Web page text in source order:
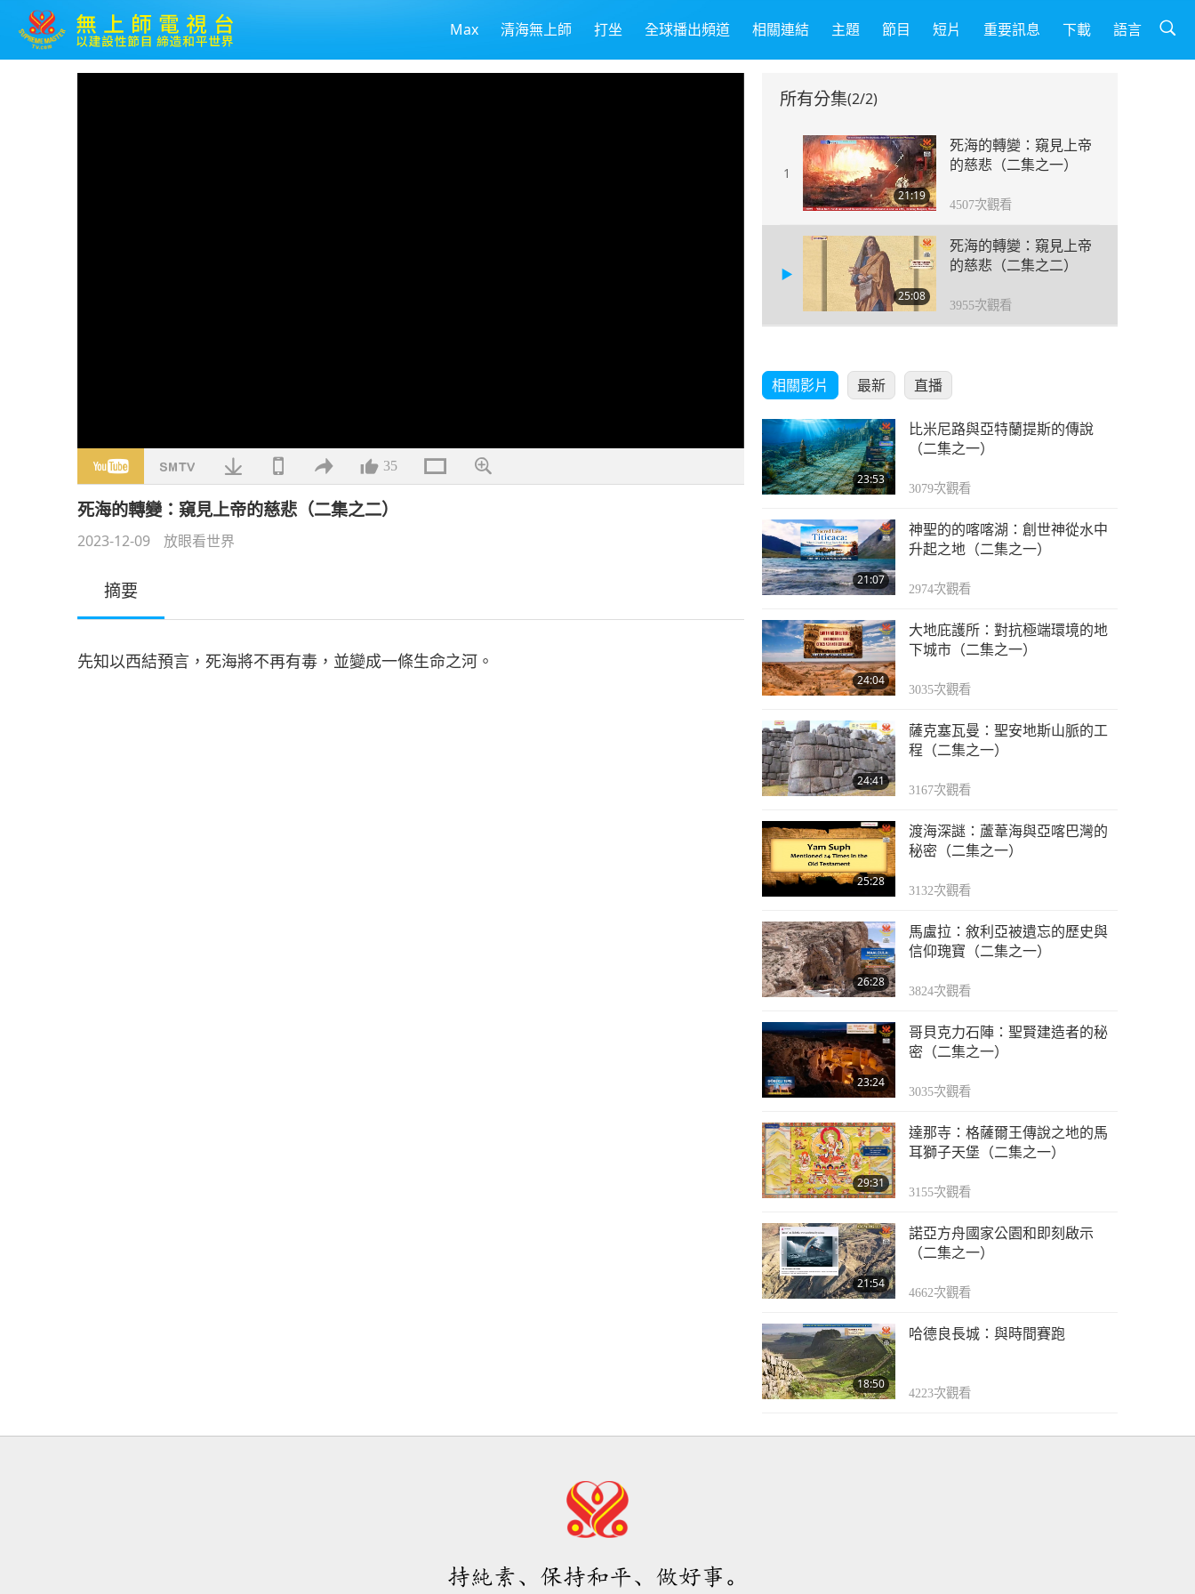
Max 清海無上師 打坐 全球播出頻道 相關連結 主題 節目 短片 重要訊息 下載 語言
35
死海的轉變：窺見上帝的慈悲（二集之二）
2023-12-09 放眼看世界
摘要
先知以西結預言，死海將不再有毒，並變成一條生命之河。
所有分集(2/2)
1
21:19
死海的轉變：窺見上帝
的慈悲（二集之一）
4507次觀看
25:08
死海的轉變：窺見上帝
的慈悲（二集之二）
3955次觀看
相關影片 最新 直播
23:53
比米尼路與亞特蘭提斯的傳說
（二集之一）
3079次觀看
21:07
神聖的的喀喀湖：創世神從水中
升起之地（二集之一）
2974次觀看
24:04
大地庇護所：對抗極端環境的地
下城市（二集之一）
3035次觀看
24:41
薩克塞瓦曼：聖安地斯山脈的工
程（二集之一）
3167次觀看
25:28
渡海深謎：蘆葦海與亞喀巴灣的
秘密（二集之一）
3132次觀看
26:28
馬盧拉：敘利亞被遺忘的歷史與
信仰瑰寶（二集之一）
3824次觀看
23:24
哥貝克力石陣：聖賢建造者的秘
密（二集之一）
3035次觀看
29:31
達那寺：格薩爾王傳說之地的馬
耳獅子天堡（二集之一）
3155次觀看
21:54
諾亞方舟國家公園和即刻啟示
（二集之一）
4662次觀看
18:50
哈德良長城：與時間賽跑
4223次觀看
持純素、保持和平、做好事。